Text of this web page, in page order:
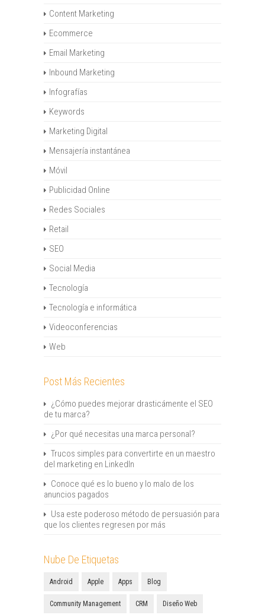
Content Marketing
Ecommerce
Email Marketing
Inbound Marketing
Infografías
Keywords
Marketing Digital
Mensajería instantánea
Móvil
Publicidad Online
Redes Sociales
Retail
SEO
Social Media
Tecnología
Tecnología e informática
Videoconferencias
Web
Post Más Recientes
¿Cómo puedes mejorar drasticámente el SEO
de tu marca?
¿Por qué necesitas una marca personal?
Trucos simples para convertirte en un maestro
del marketing en LinkedIn
Conoce qué es lo bueno y lo malo de los
anuncios pagados
Usa este poderoso método de persuasión para
que los clientes regresen por más
Nube De Etiquetas
Android Apple Apps Blog
Community Management CRM Diseño Web